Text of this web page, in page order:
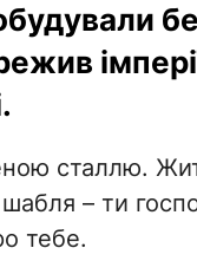
сталлю.
– ти
тебе.